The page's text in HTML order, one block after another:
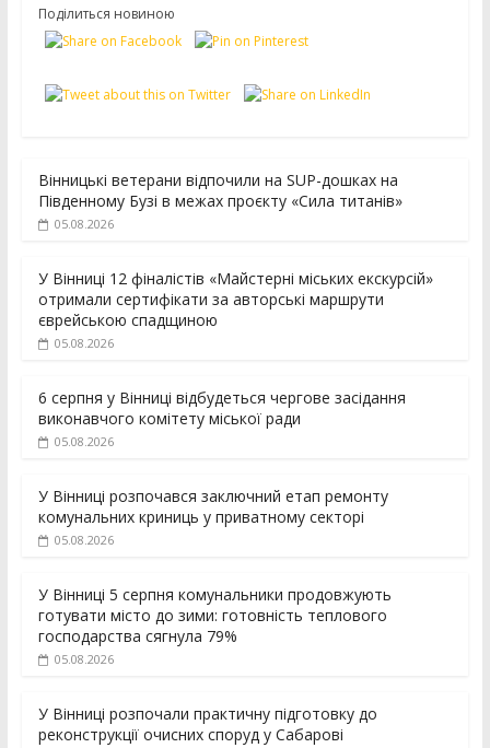
Поділиться новиною
Вінницькі ветерани відпочили на SUP-дошках на
Південному Бузі в межах проєкту «Сила титанів»
05.08.2026
У Вінниці 12 фіналістів «Майстерні міських екскурсій»
отримали сертифікати за авторські маршрути
єврейською спадщиною
05.08.2026
6 серпня у Вінниці відбудеться чергове засідання
виконавчого комітету міської ради
05.08.2026
У Вінниці розпочався заключний етап ремонту
комунальних криниць у приватному секторі
05.08.2026
У Вінниці 5 серпня комунальники продовжують
готувати місто до зими: готовність теплового
господарства сягнула 79%
05.08.2026
У Вінниці розпочали практичну підготовку до
реконструкції очисних споруд у Сабарові